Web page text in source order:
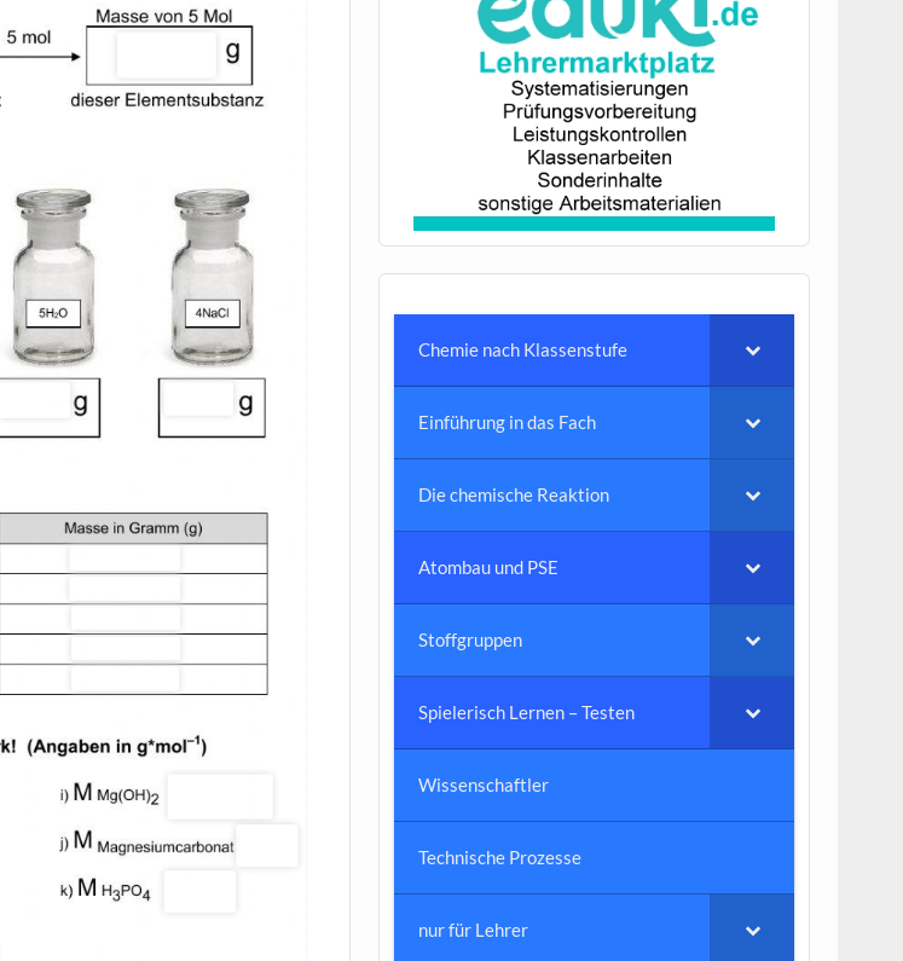
Chemie nach Klassenstufe
Einführung in das Fach
Die chemische Reaktion
Atombau und PSE
Stoffgruppen
Spielerisch Lernen – Testen
Wissenschaftler
Technische Prozesse
nur für Lehrer